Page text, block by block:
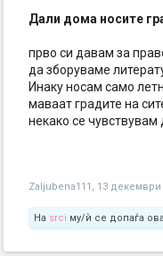
Дали дома носите
прво си давам за
да зборуваме
Инаку носам само
маваат градите на
некако се
Zaljubena111 , 13 декември
На srci му/ѝ се допаѓа